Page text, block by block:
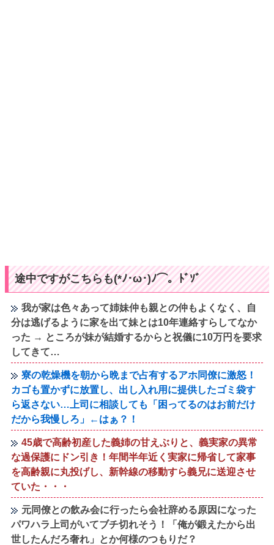
途中ですがこちらも(*ﾉ･ω･)ﾉ⌒。ﾄﾞｿﾞ
我が家は色々あって姉妹仲も親との仲もよくなく、自
分は逃げるように家を出て妹とは10年連絡すらしてなか
った → ところが妹が結婚するからと祝儀に10万円を要求
してきて…
寮の乾燥機を朝から晩まで占有するアホ同僚に激怒！
カゴも置かずに放置し、出し入れ用に提供したゴミ袋す
ら返さない…上司に相談しても「困ってるのはお前だけ
だから我慢しろ」←はぁ？！
45歳で高齢初産した義姉の甘えぶりと、義実家の異常
な過保護にドン引き！年間半年近く実家に帰省して家事
を高齢親に丸投げし、新幹線の移動すら義兄に送迎させ
ていた・・・
元同僚との飲み会に行ったら会社辞める原因になった
パワハラ上司がいてブチ切れそう！「俺が鍛えたから出
世したんだろ奢れ」とか何様のつもりだ？